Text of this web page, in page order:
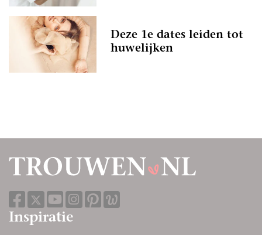
Deze 1e dates leiden tot
huwelijken
Inspiratie